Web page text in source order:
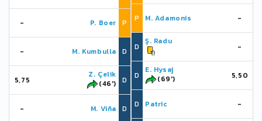
- P. Boer P
- M. Kumbulla D
5,75
Z. Çelik
(46')
D
- M. Viña D
P M. Adamonis -
D
Ş. Radu
-
D
E. Hysaj
(69')
5,50
D Patric -